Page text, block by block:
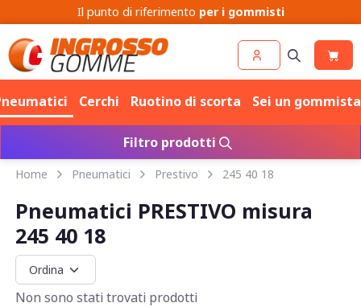
Cerchi Pneumatici
Cerchi Ruotino di scorta Sei un
Filtro prodotti
Home Pneumatici Prestivo 245 40 18
Pneumatici PRESTIVO misura
245 40 18
Non sono stati trovati prodotti